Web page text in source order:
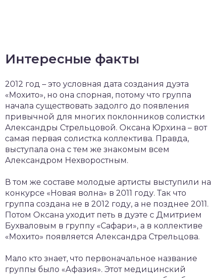
Интересные факты
2012 год – это условная дата создания дуэта
«Мохито», но она спорная, потому что группа
начала существовать задолго до появления
привычной для многих поклонников солистки
Александры Стрельцовой. Оксана Юрхина – вот
самая первая солистка коллектива. Правда,
выступала она с тем же знакомым всем
Александром Нехворостным.
В том же составе молодые артисты выступили на
конкурсе «Новая волна» в 2011 году. Так что
группа создана не в 2012 году, а не позднее 2011.
Потом Оксана уходит петь в дуэте с Дмитрием
Бухваловым в группу «Сафари», а в коллективе
«Мохито» появляется Александра Стрельцова.
Мало кто знает, что первоначальное название
группы было «Афазия». Этот медицинский